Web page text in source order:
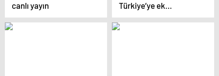
canlı yayın
Türkiye’ye ek
finansman